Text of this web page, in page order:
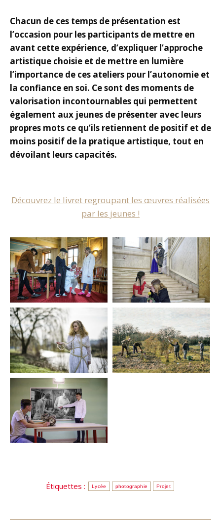
Chacun de ces temps de présentation est
l’occasion pour les participants de mettre en
avant cette expérience, d’expliquer l’approche
artistique choisie et de mettre en lumière
l’importance de ces ateliers pour l’autonomie et
la confiance en soi. Ce sont des moments de
valorisation incontournables qui permettent
également aux jeunes de présenter avec leurs
propres mots ce qu’ils retiennent de positif et de
moins positif de la pratique artistique, tout en
dévoilant leurs capacités.
Découvrez le livret regroupant les œuvres réalisées
par les jeunes !
Étiquettes : Lycée photographie Projet